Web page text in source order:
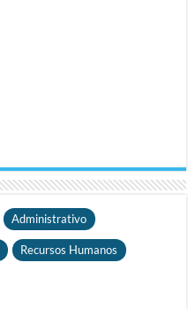
Administrativo
Recursos Humanos